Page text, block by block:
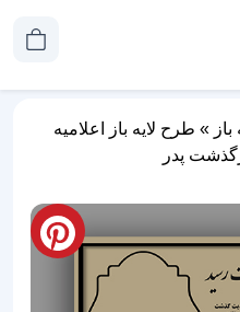
» طرح لایه باز اعلامیه
پدر